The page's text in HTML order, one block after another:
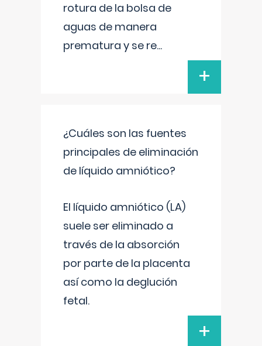
rotura de la bolsa de
aguas de manera
prematura y se re...
+
¿Cuáles son las fuentes
principales de eliminación
de líquido amniótico?
El líquido amniótico (LA)
suele ser eliminado a
través de la absorción
por parte de la placenta
así como la deglución
fetal.
+